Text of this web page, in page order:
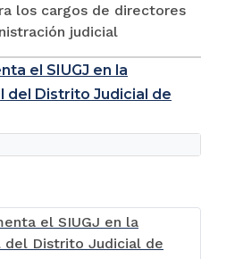
los cargos de directores
judicial
el SIUGJ en la
del Distrito Judicial de